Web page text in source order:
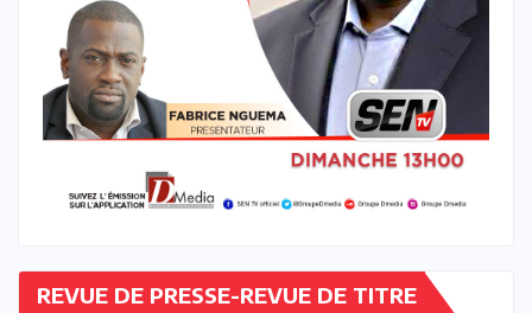
REVUE DE PRESSE-REVUE DE TITRE